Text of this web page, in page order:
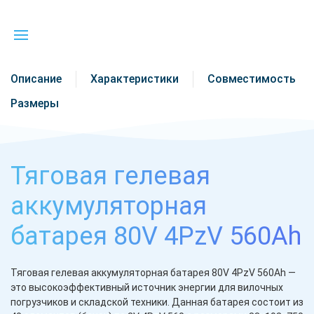
Описание Характеристики
Совместимость
Размеры
Тяговая гелевая
аккумуляторная
батарея 80V 4PzV 560Ah
Тяговая гелевая аккумуляторная батарея 80V 4PzV 560Ah —
это высокоэффективный источник энергии для вилочных
погрузчиков и складской техники. Данная батарея состоит из